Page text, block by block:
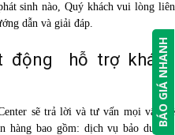
sinh nào, Quý khách vui lòng liên
dẫn và giải đáp.
động hỗ trợ khách
sẽ trả lời và tư vấn mọi vấn đề
hàng bao gồm: dịch vụ bảo dưỡng,
BÁO GIÁ NHANH